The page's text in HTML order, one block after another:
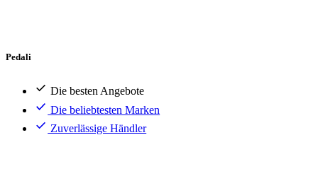
Pedali
Die besten Angebote
Die beliebtesten Marken
Zuverlässige Händler